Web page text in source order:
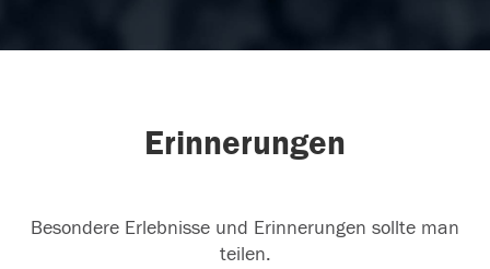
Erinnerungen
Besondere Erlebnisse und Erinnerungen sollte man
teilen.